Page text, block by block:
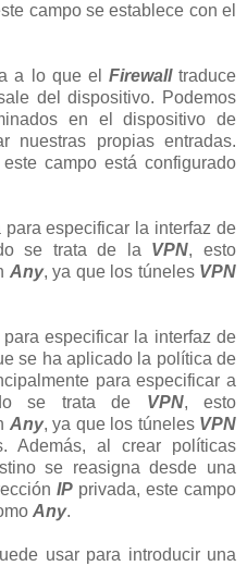
campo se establece con el
a lo que el Firewall traduce
del dispositivo. Podemos
en el dispositivo de
nuestras propias entradas.
este campo está configurado
especificar la interfaz de
se trata de la VPN, esto
Any, ya que los túneles VPN
especificar la interfaz de
se ha aplicado la política de
para especificar a
se trata de VPN, esto
Any, ya que los túneles VPN
Además, al crear políticas
se reasigna desde una
IP privada, este campo
Any.
usar para introducir una